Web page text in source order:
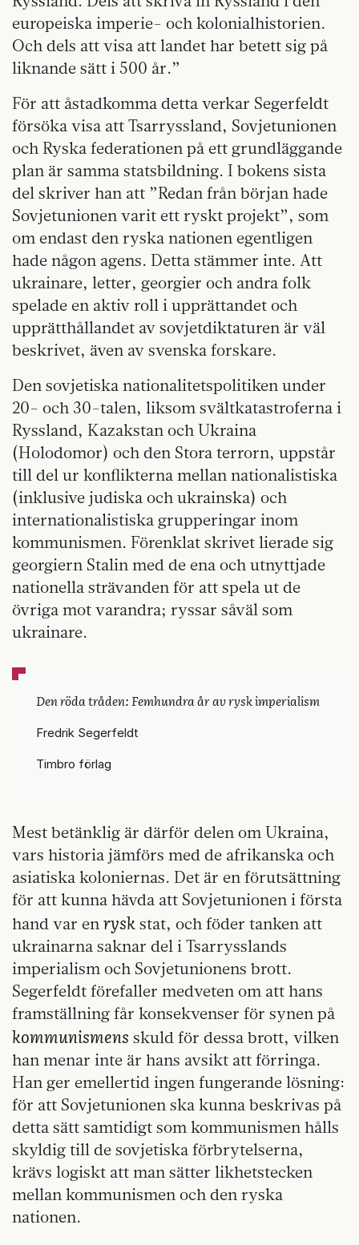
europeiska imperie- och kolonialhistorien.
Och dels att visa att landet har betett sig på
liknande sätt i 500 år.”
För att åstadkomma detta verkar Segerfeldt
försöka visa att Tsarryssland, Sovjetunionen
och Ryska federationen på ett grundläggande
plan är samma statsbildning. I bokens sista
del skriver han att ”Redan från början hade
Sovjetunionen varit ett ryskt projekt”, som
om endast den ryska nationen egentligen
hade någon agens. Detta stämmer inte. Att
ukrainare, letter, georgier och andra folk
spelade en aktiv roll i upprättandet och
upprätthållandet av sovjetdiktaturen är väl
beskrivet, även av svenska forskare.
Den sovjetiska nationalitetspolitiken under
20- och 30-talen, liksom svältkatastroferna i
Ryssland, Kazakstan och Ukraina
(Holodomor) och den Stora terrorn, uppstår
till del ur konflikterna mellan nationalistiska
(inklusive judiska och ukrainska) och
internationalistiska grupperingar inom
kommunismen. Förenklat skrivet lierade sig
georgiern Stalin med de ena och utnyttjade
nationella strävanden för att spela ut de
övriga mot varandra; ryssar såväl som
ukrainare.
Den röda tråden: Femhundra år av rysk imperialism
Fredrik Segerfeldt
Timbro förlag
Mest betänklig är därför delen om Ukraina,
vars historia jämförs med de afrikanska och
asiatiska koloniernas. Det är en förutsättning
för att kunna hävda att Sovjetunionen i första
hand var en rysk stat, och föder tanken att
ukrainarna saknar del i Tsarrysslands
imperialism och Sovjetunionens brott.
Segerfeldt förefaller medveten om att hans
framställning får konsekvenser för synen på
kommunismens skuld för dessa brott, vilken
han menar inte är hans avsikt att förringa.
Han ger emellertid ingen fungerande lösning:
för att Sovjetunionen ska kunna beskrivas på
detta sätt samtidigt som kommunismen hålls
skyldig till de sovjetiska förbrytelserna,
krävs logiskt att man sätter likhetstecken
mellan kommunismen och den ryska
nationen.